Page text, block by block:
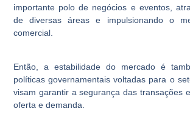
importante polo de negócios e eventos,
de diversas áreas e impulsionando o
comercial.
Então, a estabilidade do mercado é
políticas governamentais voltadas para o
visam garantir a segurança das transações
oferta e demanda.